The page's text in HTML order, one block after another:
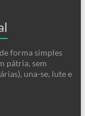
forma simples
pátria, sem
una-se, lute e